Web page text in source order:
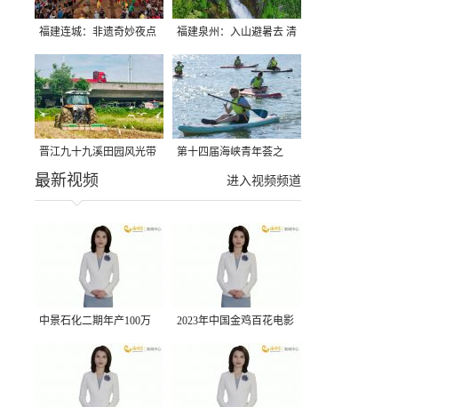
福建连城：非遗奇妙夜点
亮夏夜
福建泉州：入山避暑去 清
凉好惬意
晋江九十九溪田园风光带
千亩早稻迎来成熟收割季
第十四届海峡青年荟之
2026榕台青年大学生水上
进入视频频道
最新视频
中景石化二期年产100万
吨丙烷脱氢项目建成中交
2023年中国金鸡百花电影
节有福电影巡展31日启动